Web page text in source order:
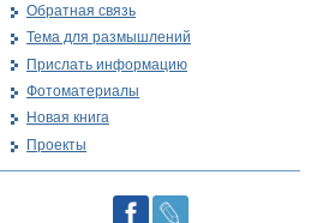
Обратная связь
Тема для размышлений
Прислать информацию
Фотоматериалы
Новая книга
Проекты